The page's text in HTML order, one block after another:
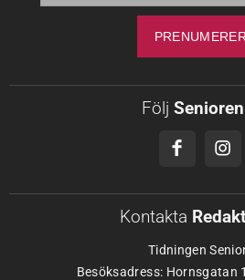
Följ Senioren
Kontakta
Tidningen
Besöksadress: Hornsgatan